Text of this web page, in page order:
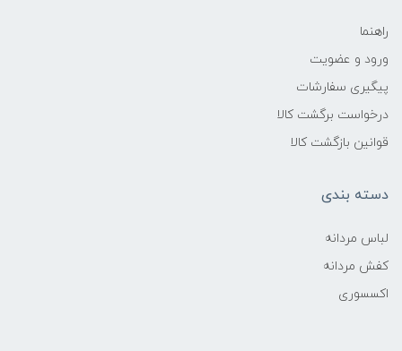
راهنما
ورود و عضویت
پیگیری سفارشات
درخواست برگشت کالا
قوانین بازگشت کالا
دسته بندی
لباس مردانه
کفش مردانه
اکسسوری